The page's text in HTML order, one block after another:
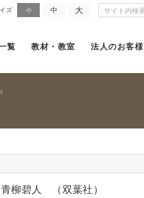
ズ 小 中 大
覧 教材・教室 法人のお客様
柳碧人 （双葉社）